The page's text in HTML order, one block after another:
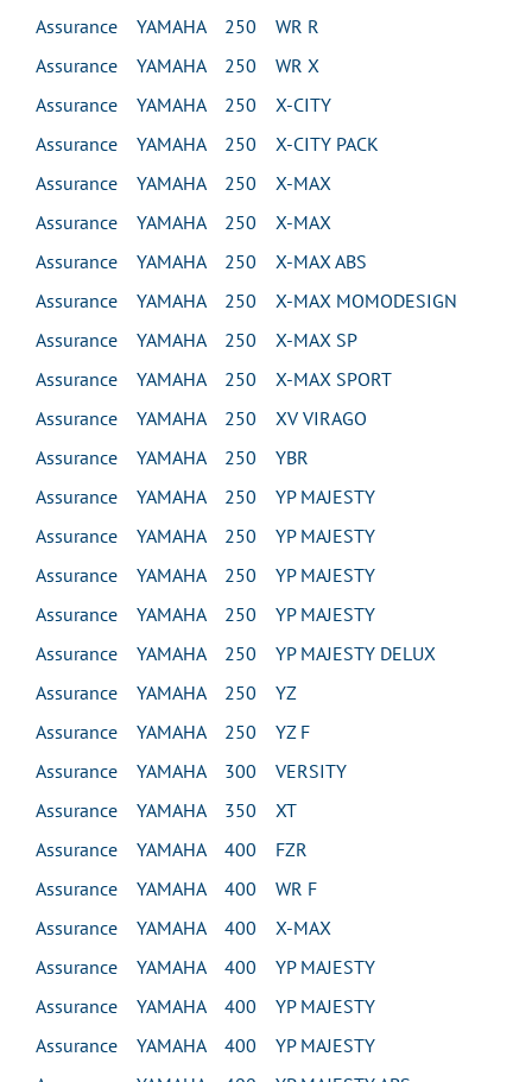
Assurance YAMAHA 250 WR R
Assurance YAMAHA 250 WR X
Assurance YAMAHA 250 X-CITY
Assurance YAMAHA 250 X-CITY PACK
Assurance YAMAHA 250 X-MAX
Assurance YAMAHA 250 X-MAX
Assurance YAMAHA 250 X-MAX ABS
Assurance YAMAHA 250 X-MAX MOMODESIGN
Assurance YAMAHA 250 X-MAX SP
Assurance YAMAHA 250 X-MAX SPORT
Assurance YAMAHA 250 XV VIRAGO
Assurance YAMAHA 250 YBR
Assurance YAMAHA 250 YP MAJESTY
Assurance YAMAHA 250 YP MAJESTY
Assurance YAMAHA 250 YP MAJESTY
Assurance YAMAHA 250 YP MAJESTY
Assurance YAMAHA 250 YP MAJESTY DELUX
Assurance YAMAHA 250 YZ
Assurance YAMAHA 250 YZ F
Assurance YAMAHA 300 VERSITY
Assurance YAMAHA 350 XT
Assurance YAMAHA 400 FZR
Assurance YAMAHA 400 WR F
Assurance YAMAHA 400 X-MAX
Assurance YAMAHA 400 YP MAJESTY
Assurance YAMAHA 400 YP MAJESTY
Assurance YAMAHA 400 YP MAJESTY